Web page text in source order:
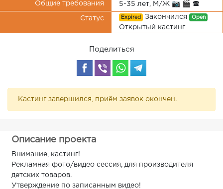
Общие требования 5-35 лет, М/Ж 📷 🎬 🕿
Статус Expired Закончился Open
Открытый кастинг
Поделиться
Кастинг завершился, приём заявок окончен.
Описание проекта
Внимание, кастинг!
Рекламная фото/видео сессия, для производителя
детских товаров.
Утверждение по записанным видео!